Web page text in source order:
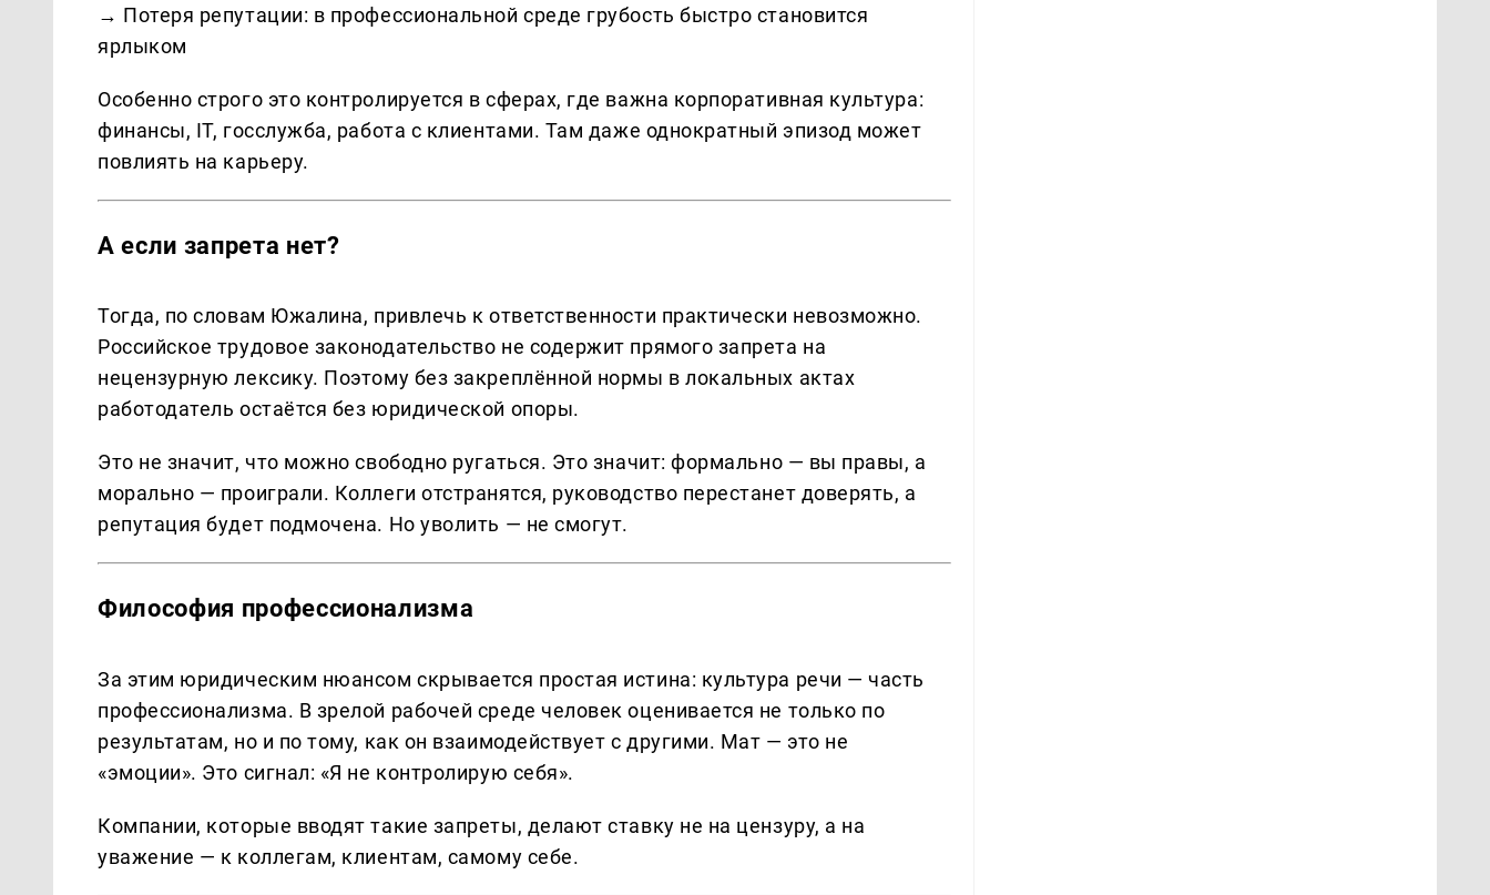
→ Потеря репутации: в профессиональной среде грубость быстро становится
ярлыком
Особенно строго это контролируется в сферах, где важна корпоративная культура:
финансы, IT, госслужба, работа с клиентами. Там даже однократный эпизод может
повлиять на карьеру.
А если запрета нет?
Тогда, по словам Южалина, привлечь к ответственности практически невозможно.
Российское трудовое законодательство не содержит прямого запрета на
нецензурную лексику. Поэтому без закреплённой нормы в локальных актах
работодатель остаётся без юридической опоры.
Это не значит, что можно свободно ругаться. Это значит: формально — вы правы, а
морально — проиграли. Коллеги отстранятся, руководство перестанет доверять, а
репутация будет подмочена. Но уволить — не смогут.
Философия профессионализма
За этим юридическим нюансом скрывается простая истина: культура речи — часть
профессионализма. В зрелой рабочей среде человек оценивается не только по
результатам, но и по тому, как он взаимодействует с другими. Мат — это не
«эмоции». Это сигнал: «Я не контролирую себя».
Компании, которые вводят такие запреты, делают ставку не на цензуру, а на
уважение — к коллегам, клиентам, самому себе.